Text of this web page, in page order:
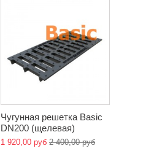
Чугунная решетка Basic
DN200 (щелевая)
1 920,00 руб 2 400,00 руб